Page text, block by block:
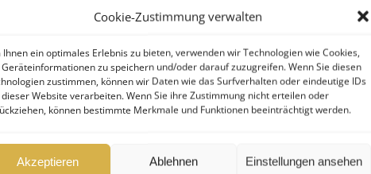
Cookie-Zustimmung verwalten
Ihnen ein optimales Erlebnis zu bieten, verwenden wir Technologien wie Cookies,
Geräteinformationen zu speichern und/oder darauf zuzugreifen. Wenn Sie diesen
zustimmen, können wir Daten wie das Surfverhalten oder eindeutige IDs
Website verarbeiten. Wenn Sie ihre Zustimmung nicht erteilen oder
können bestimmte Merkmale und Funktionen beeinträchtigt werden.
Akzeptieren Ablehnen Einstellungen ansehen
Kontaktformular
Nutzen Sie gern unser Kontaktformular – wir
Anliegen: